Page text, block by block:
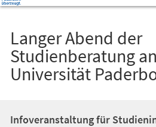
Langer Abend der
Studienberatung
Universität
Infoveranstaltung für